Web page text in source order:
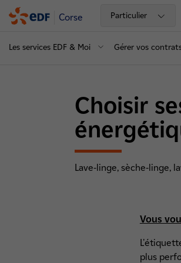
Corse Particulier
Les services EDF & Moi Gérer vos
Choisir
Lave-linge, sèche-linge,
Vous
plus